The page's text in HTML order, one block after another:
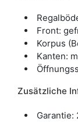
Front:
Korpus
Kanten:
Zusätzliche
Garantie: